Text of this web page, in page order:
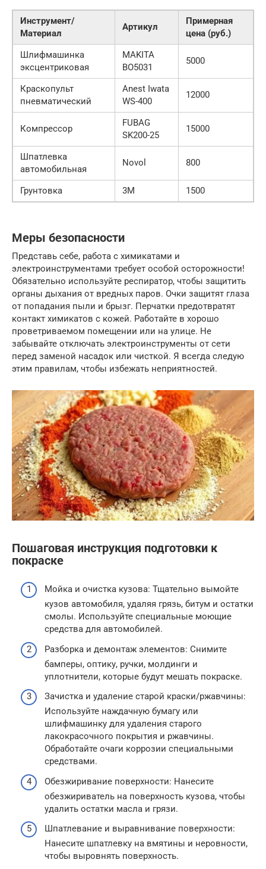
Инструмент/
Материал
Артикул
Примерная
цена (руб.)
Шлифмашинка
эксцентриковая
MAKITA
BO5031
5000
Краскопульт
пневматический
Anest Iwata
WS-400
12000
Компрессор
FUBAG
SK200-25
15000
Шпатлевка
автомобильная
Novol 800
Грунтовка 3M 1500
Меры безопасности
Представь себе, работа с химикатами и
электроинструментами требует особой осторожности!
Обязательно используйте респиратор, чтобы защитить
органы дыхания от вредных паров. Очки защитят глаза
от попадания пыли и брызг. Перчатки предотвратят
контакт химикатов с кожей. Работайте в хорошо
проветриваемом помещении или на улице. Не
забывайте отключать электроинструменты от сети
перед заменой насадок или чисткой. Я всегда следую
этим правилам, чтобы избежать неприятностей.
Пошаговая инструкция подготовки к
покраске
Мойка и очистка кузова: Тщательно вымойте
кузов автомобиля, удаляя грязь, битум и остатки
смолы. Используйте специальные моющие
средства для автомобилей.
Разборка и демонтаж элементов: Снимите
бамперы, оптику, ручки, молдинги и
уплотнители, которые будут мешать покраске.
Зачистка и удаление старой краски/ржавчины:
Используйте наждачную бумагу или
шлифмашинку для удаления старого
лакокрасочного покрытия и ржавчины.
Обработайте очаги коррозии специальными
средствами.
Обезжиривание поверхности: Нанесите
обезжириватель на поверхность кузова, чтобы
удалить остатки масла и грязи.
Шпатлевание и выравнивание поверхности:
Нанесите шпатлевку на вмятины и неровности,
чтобы выровнять поверхность.